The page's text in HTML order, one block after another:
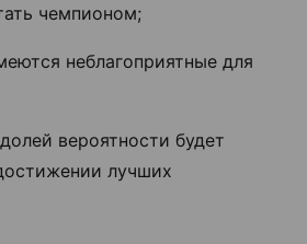
чемпионом;
неблагоприятные для
вероятности будет
лучших